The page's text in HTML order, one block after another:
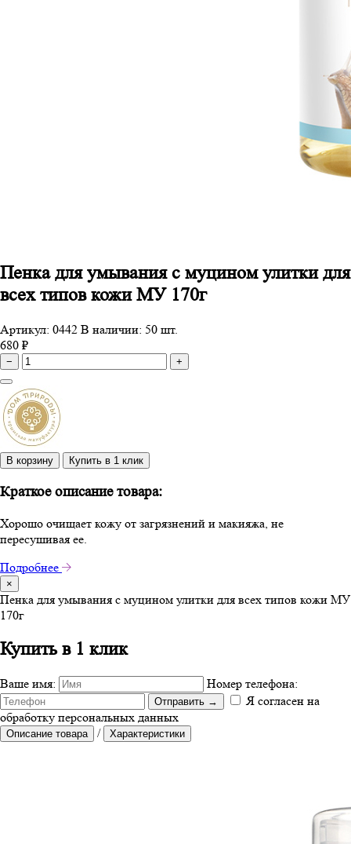
Пенка для умывания с муцином улитки для
всех типов кожи МУ 170г
Артикул: 0442 В наличии: 50 шт.
680 ₽
− +
В корзину Купить в 1 клик
Краткое описание товара:
Хорошо очищает кожу от загрязнений и макияжа, не
пересушивая ее.
Подробнее
×
Пенка для умывания с муцином улитки для всех типов кожи МУ
170г
Купить в 1 клик
Ваше имя: Номер телефона:
Отправить →
Я согласен на
обработку персональных данных
Описание товара / Характеристики